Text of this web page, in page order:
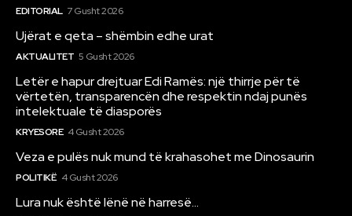
EDITORIAL 7 Gusht 2026
Ujërat e qeta – shëmbin edhe urat
AKTUALITET 5 Gusht 2026
Letër e hapur drejtuar Edi Ramës: një thirrje për të
vërtetën, transparencën dhe respektin ndaj punës
intelektuale të diasporës
KRYESORE 4 Gusht 2026
Veza e pulës nuk mund të krahasohet me Dinosaurin
POLITIKË 4 Gusht 2026
Lura nuk është lënë në harresë…